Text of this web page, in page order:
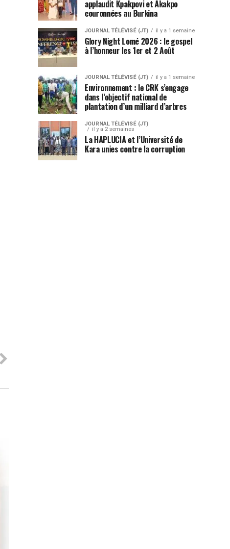
applaudit Kpakpovi et Akakpo
couronnées au Burkina
JOURNAL TÉLÉVISÉ (JT) il y a 1 semaine
Glory Night Lomé 2026 : le gospel
à l’honneur les 1er et 2 Août
JOURNAL TÉLÉVISÉ (JT) il y a 1 semaine
Environnement : le CRK s’engage
dans l’objectif national de
plantation d’un milliard d’arbres
JOURNAL TÉLÉVISÉ (JT)
il y a 2 semaines
La HAPLUCIA et l’Université de
Kara unies contre la corruption